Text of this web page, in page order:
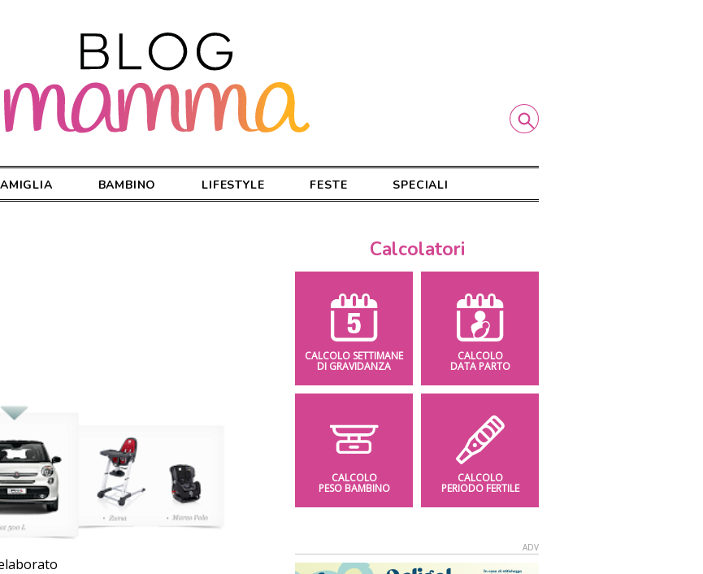
BAMBINO LIFESTYLE FESTE SPECIALI
Calcolatori
CALCOLO SETTIMANE
DI GRAVIDANZA
CALCOLO
DATA PARTO
CALCOLO
PESO BAMBINO
CALCOLO
PERIODO FERTILE